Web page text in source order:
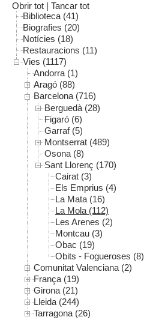
Obrir tot | Tancar tot
Biblioteca (41)
Biografies (20)
Notícies (18)
Restauracions (11)
Vies (1117)
Andorra (1)
Aragó (88)
Barcelona (716)
Berguedà (28)
Figaró (6)
Garraf (5)
Montserrat (489)
Osona (8)
Sant Llorenç (170)
Cairat (3)
Els Emprius (4)
La Mata (16)
La Mola (112)
Les Arenes (2)
Montcau (3)
Obac (19)
Obits - Fogueroses (8)
Comunitat Valenciana (2)
França (19)
Girona (21)
Lleida (244)
Tarragona (26)